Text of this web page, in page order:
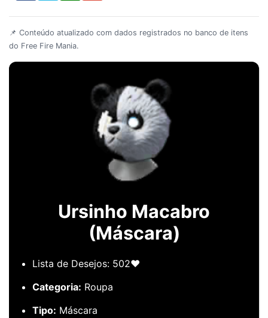
📌 Conteúdo atualizado com dados registrados no banco de itens
do Free Fire Mania.
Ursinho Macabro
(Máscara)
Lista de Desejos: 502❤️
Categoria: Roupa
Tipo: Máscara